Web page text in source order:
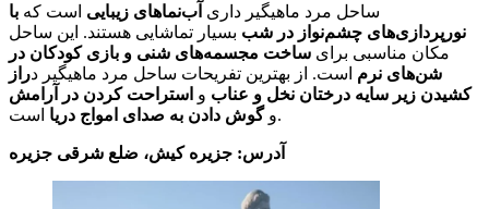
ساحل مرد ماهیگیر داری آب‌نماهای زیبایی است که با
نورپردازی‌های چشم‌نواز در شب بسیار تماشایی هستند. این ساحل
مکان مناسبی برای ساخت مجسمه‌های شنی و بازی کودکان در
شن‌های نرم است. از بهترین تفریحات ساحل مرد ماهیگیر دراز
کشیدن زیر سایه درختان نخل و عناب و استراحت کردن در آرامش
و گوش دادن به صدای امواج دریا است.
آدرس: جزیره کیش، ضلع شرقی جزیره